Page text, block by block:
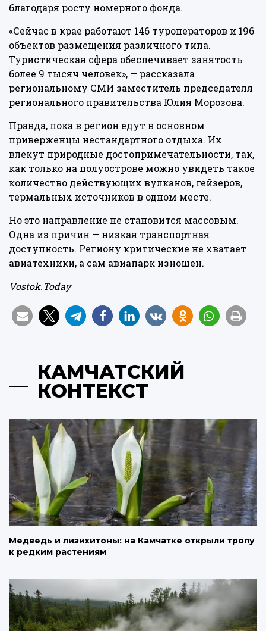
благодаря росту номерного фонда.
«Сейчас в крае работают 146 туроператоров и 196
объектов размещения различного типа.
Туристическая сфера обеспечивает занятость
более 9 тысяч человек», — рассказала
региональному СМИ заместитель председателя
регионального правительства Юлия Морозова.
Правда, пока в регион едут в основном
приверженцы нестандартного отдыха. Их
влекут природные достопримечательности, так,
как только на полуострове можно увидеть такое
количество действующих вулканов, гейзеров,
термальных источников в одном месте.
Но это направление не становится массовым.
Одна из причин — низкая транспортная
доступность. Региону критические не хватает
авиатехники, а сам авиапарк изношен.
Vostok.Today
КАМЧАТСКИЙ
КОНТЕКСТ
Медведь и лизихитоны: на Камчатке открыли тропу
к редким растениям